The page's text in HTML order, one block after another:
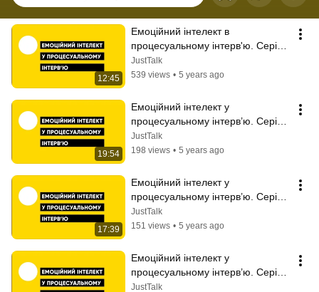
12:45
Емоційний інтелект в
процесуальному інтерв'ю. Серія
1
JustTalk
539 views • 5 years ago
19:54
Емоційний інтелект у
процесуальному інтерв’ю. Серія
2
JustTalk
198 views • 5 years ago
17:39
Емоційний інтелект у
процесуальному інтерв’ю. Серія
3
JustTalk
151 views • 5 years ago
Емоційний‌ ‌інтелект‌ ‌у‌
‌процесуальному‌ ‌інтерв’ю.‌ ‌Серія‌
‌4
JustTalk